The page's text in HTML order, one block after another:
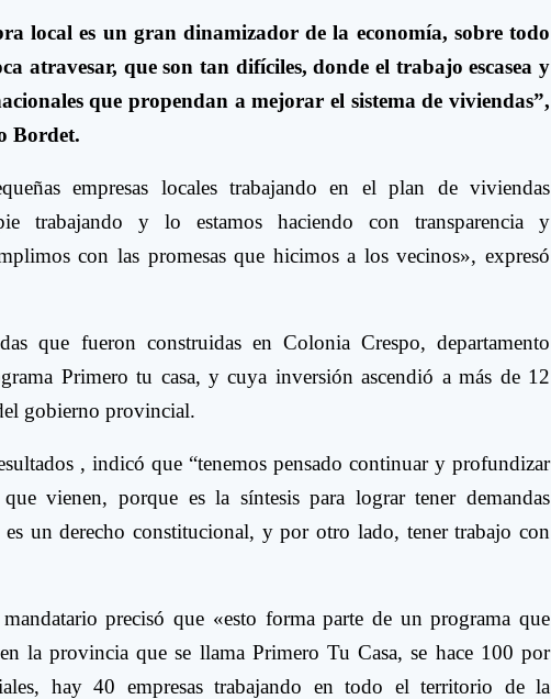
local es un gran dinamizador de la economía, sobre todo
atravesar, que son tan difíciles, donde el trabajo escasea y
que propendan a mejorar el sistema de viviendas”,
Bordet.
empresas locales trabajando en el plan de viviendas
trabajando y lo estamos haciendo con transparencia y
con las promesas que hicimos a los vecinos», expresó
que fueron construidas en Colonia Crespo, departamento
Primero tu casa, y cuya inversión ascendió a más de 12
gobierno provincial.
, indicó que “tenemos pensado continuar y profundizar
vienen, porque es la síntesis para lograr tener demandas
es un derecho constitucional, y por otro lado, tener trabajo con
precisó que «esto forma parte de un programa que
la provincia que se llama Primero Tu Casa, se hace 100 por
hay 40 empresas trabajando en todo el territorio de la